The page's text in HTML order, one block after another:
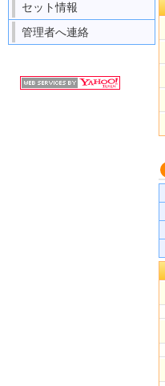
セット情報
管理者へ連絡